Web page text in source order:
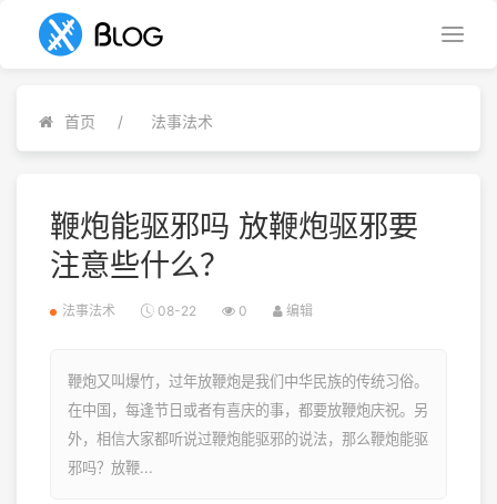
首页 法事法术
鞭炮能驱邪吗 放鞭炮驱邪要
注意些什么？
法事法术 08-22 0 编辑
鞭炮又叫爆竹，过年放鞭炮是我们中华民族的传统习俗。
在中国，每逢节日或者有喜庆的事，都要放鞭炮庆祝。另
外，相信大家都听说过鞭炮能驱邪的说法，那么鞭炮能驱
邪吗？放鞭...